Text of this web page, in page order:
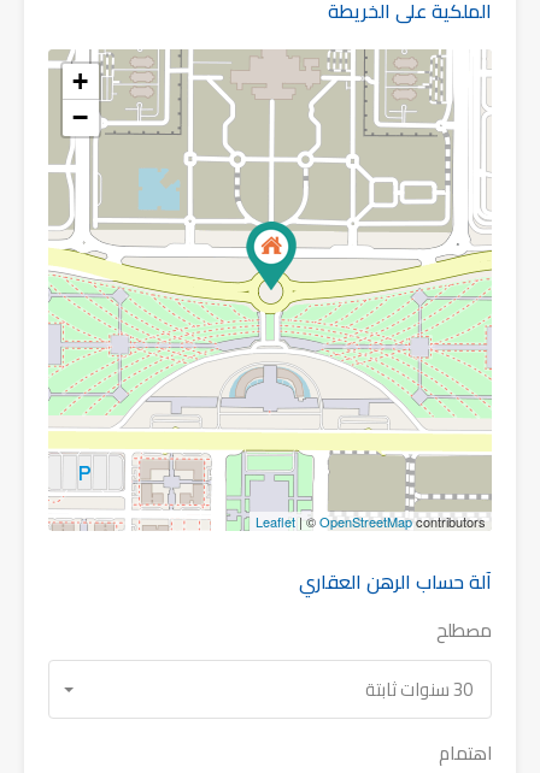
الملكية على الخريطة
+
−
Leaflet | ©OpenStreetMapcontributors
آلة حساب الرهن العقاري
مصطلح
30 سنوات ثابتة
اهتمام